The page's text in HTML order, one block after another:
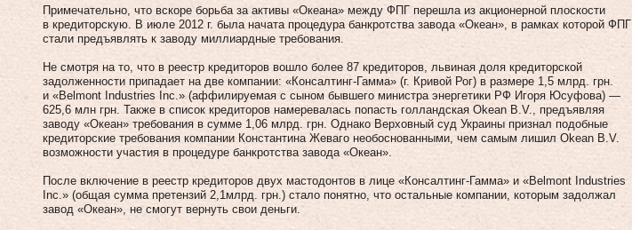
Примечательно, что вскоре борьба за активы «Океана» между ФПГ перешла из акционерной плоскости
в кредиторскую. В июле 2012 г. была начата процедура банкротства завода «Океан», в рамках которой ФПГ
стали предъявлять к заводу миллиардные требования.
Не смотря на то, что в реестр кредиторов вошло более 87 кредиторов, львиная доля кредиторской
задолженности припадает на две компании: «Консалтинг-Гамма» (г. Кривой Рог) в размере 1,5 млрд. грн.
и «Belmont Industries Inc.» (аффилируемая с сыном бывшего министра энергетики РФ Игоря Юсуфова) —
625,6 млн грн. Также в список кредиторов намеревалась попасть голландская Okean B.V., предъявляя
заводу «Океан» требования в сумме 1,06 млрд. грн. Однако Верховный суд Украины признал подобные
кредиторские требования компании Константина Жеваго необоснованными, чем самым лишил Okean B.V.
возможности участия в процедуре банкротства завода «Океан».
После включение в реестр кредиторов двух мастодонтов в лице «Консалтинг-Гамма» и «Belmont Industries
Inc.» (общая сумма претензий 2,1млрд. грн.) стало понятно, что остальные компании, которым задолжал
завод «Океан», не смогут вернуть свои деньги.